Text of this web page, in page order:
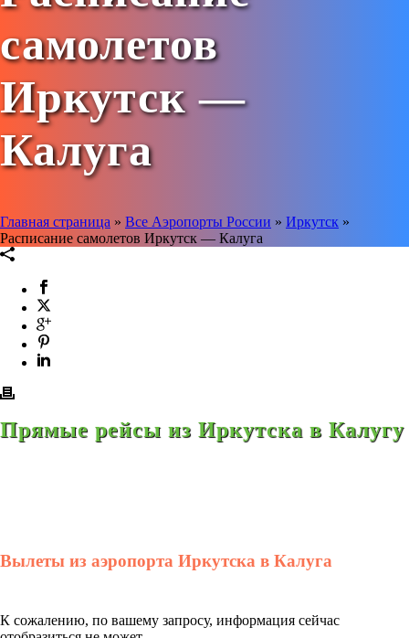
самолетов
Иркутск —
Калуга
Главная страница » Все Аэропорты России » Иркутск »
Расписание самолетов Иркутск — Калуга
Прямые рейсы из Иркутска в Калугу
Вылеты из аэропорта Иркутска в Калуга
К сожалению, по вашему запросу, информация сейчас